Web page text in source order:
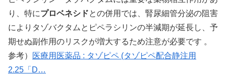
り、特にプロベネシドとの併用では、腎尿細管分泌の阻害
によりタゾバクタムとピペラシリンの半減期が延長し、予
期せぬ副作用のリスクが増大するため注意が必要です 。
参考）
医療用医薬品 : タゾピペ (タゾピペ配合静注用
2.25「D…